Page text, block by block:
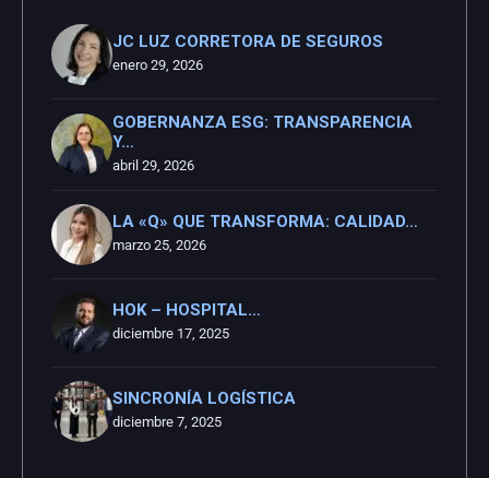
JC LUZ CORRETORA DE SEGUROS
enero 29, 2026
GOBERNANZA ESG: TRANSPARENCIA
Y…
abril 29, 2026
LA «Q» QUE TRANSFORMA: CALIDAD…
marzo 25, 2026
HOK – HOSPITAL…
diciembre 17, 2025
SINCRONÍA LOGÍSTICA
diciembre 7, 2025